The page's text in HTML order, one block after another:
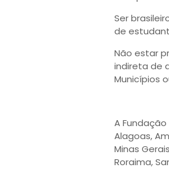
Ser
de
Não estar
indireta de
Municípios
A
Alagoas,
Minas
Roraima,